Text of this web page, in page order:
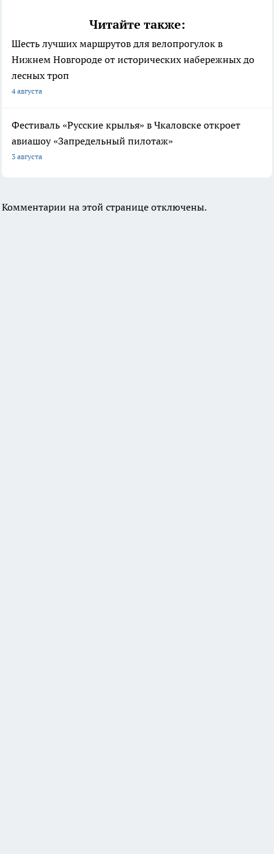
Читайте также:
Шесть лучших маршрутов для велопрогулок в
Нижнем Новгороде от исторических набережных до
лесных троп
4 августа
Фестиваль «Русские крылья» в Чкаловске откроет
авиашоу «Запредельный пилотаж»
3 августа
Комментарии на этой странице отключены.